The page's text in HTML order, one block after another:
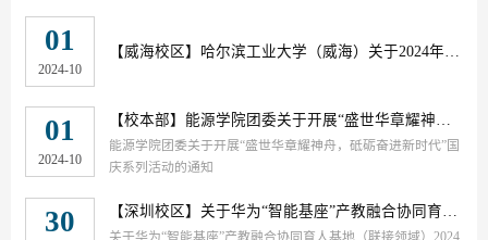
01
2024-10
【威海校区】 哈尔滨工业大学（威海）关于2024年度研究生国家奖学金评选的通知
01
2024-10
【校本部】 能源学院团委关于开展“盛世华章耀神舟，砥砺奋进新时代”国庆系列活动的通知
能源学院团委关于开展“盛世华章耀神舟，砥砺奋进新时代”国
庆系列活动的通知
30 【深圳校区】 关于华为“智能基座”产教融合协同育人基地（联接领域）2024年度奖教金评选的通知
关于华为“智能基座”产教融合协同育人基地（联接领域）2024